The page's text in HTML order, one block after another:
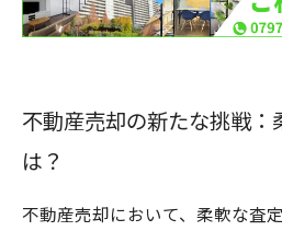
買い手のニーズに応える
リー
不動産売却の新たな挑戦：
は？
不動産売却において、柔軟な査